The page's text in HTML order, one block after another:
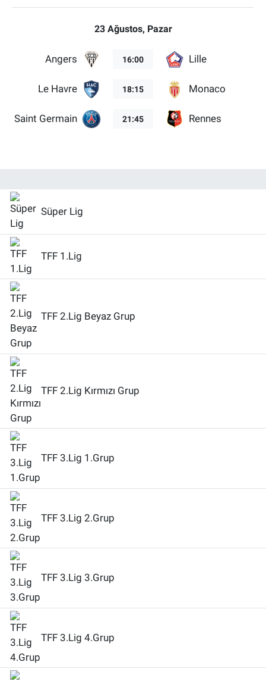
23 Ağustos, Pazar
Angers 16:00 Lille
Le Havre 18:15 Monaco
Saint Germain 21:45 Rennes
Süper Lig
TFF 1.Lig
TFF 2.Lig Beyaz Grup
TFF 2.Lig Kırmızı Grup
TFF 3.Lig 1.Grup
TFF 3.Lig 2.Grup
TFF 3.Lig 3.Grup
TFF 3.Lig 4.Grup